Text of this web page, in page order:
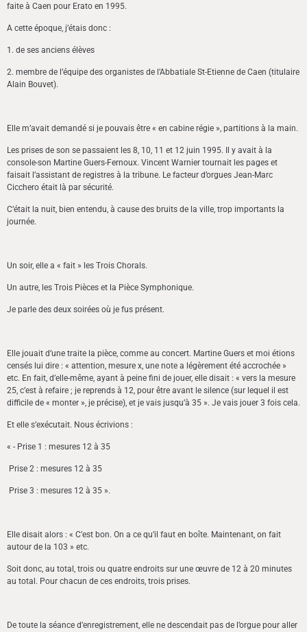
faite à Caen pour Erato en 1995.
A cette époque, j’étais donc :
1. de ses anciens élèves
2. membre de l’équipe des organistes de l’Abbatiale St-Etienne de Caen (titulaire
Alain Bouvet).
Elle m’avait demandé si je pouvais être « en cabine régie », partitions à la main.
Les prises de son se passaient les 8, 10, 11 et 12 juin 1995. Il y avait à la
console-son Martine Guers-Fernoux. Vincent Warnier tournait les pages et
faisait l’assistant de registres à la tribune. Le facteur d’orgues Jean-Marc
Cicchero était là par sécurité.
C’était la nuit, bien entendu, à cause des bruits de la ville, trop importants la
journée.
Un soir, elle a « fait » les Trois Chorals.
Un autre, les Trois Pièces et la Pièce Symphonique.
Je parle des deux soirées où je fus présent.
Elle jouait d’une traite la pièce, comme au concert. Martine Guers et moi étions
censés lui dire : « attention, mesure x, une note a légèrement été accrochée »
etc. En fait, d’elle-même, ayant à peine fini de jouer, elle disait : « vers la mesure
25, c’est à refaire ; je reprends à 12, pour être avant le silence (sur lequel il est
difficile de « monter », je précise), et je vais jusqu’à 35 ». Je vais jouer 3 fois cela.
Et elle s’exécutait. Nous écrivions :
« - Prise 1 : mesures 12 à 35
Prise 2 : mesures 12 à 35
Prise 3 : mesures 12 à 35 ».
Elle disait alors : « C’est bon. On a ce qu’il faut en boîte. Maintenant, on fait
autour de la 103 » etc.
Soit donc, au total, trois ou quatre endroits sur une œuvre de 12 à 20 minutes
au total. Pour chacun de ces endroits, trois prises.
De toute la séance d’enregistrement, elle ne descendait pas de l’orgue pour aller